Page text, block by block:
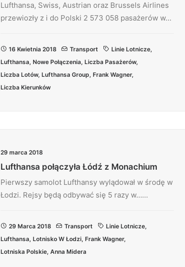
Lufthansa, Swiss, Austrian oraz Brussels Airlines
przewiozły z i do Polski 2 573 058 pasażerów w…
16 Kwietnia 2018 Transport Linie Lotnicze,
Lufthansa, Nowe Połączenia, Liczba Pasażerów,
Liczba Lotów, Lufthansa Group, Frank Wagner,
Liczba Kierunków
29 marca 2018
Lufthansa połączyła Łódź z Monachium
Pierwszy samolot Lufthansy wylądował w środę w
Łodzi. Rejsy będą odbywać się 5 razy w……
29 Marca 2018 Transport Linie Lotnicze,
Lufthansa, Lotnisko W Łodzi, Frank Wagner,
Lotniska Polskie, Anna Midera